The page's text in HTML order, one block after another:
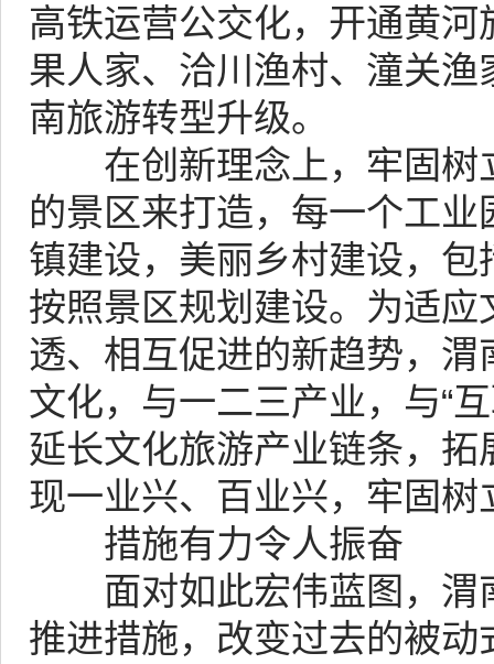
高铁运营公交化，开通黄
果人家、洽川渔村、潼关
南旅游转型升级。
在创新理念上，牢固树
的景区来打造，每一个工
镇建设，美丽乡村建设，
按照景区规划建设。为适
透、相互促进的新趋势，
文化，与一二三产业，与“
延长文化旅游产业链条，
现一业兴、百业兴，牢固
措施有力令人振奋
面对如此宏伟蓝图，渭
推进措施，改变过去的被动